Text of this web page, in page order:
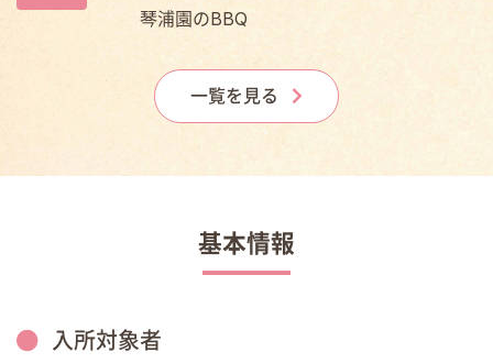
琴浦園のBBQ
一覧を見る
基本情報
入所対象者